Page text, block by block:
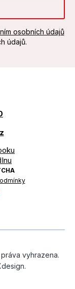
osobních údajů
údajů.
vyhrazena.